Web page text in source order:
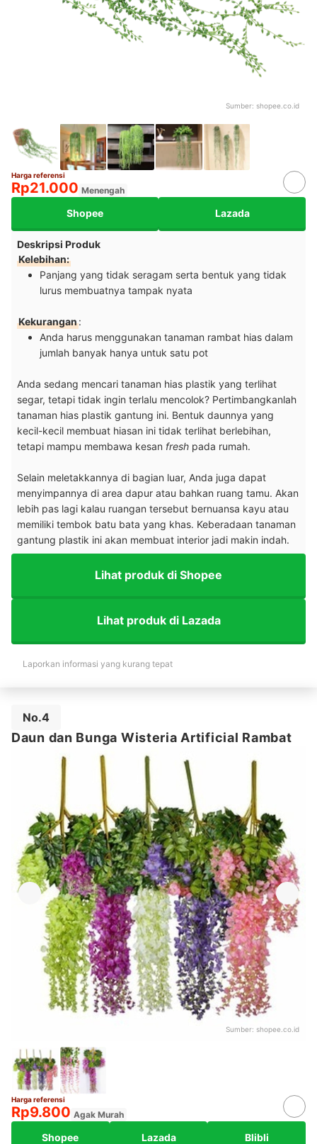
Sumber: shopee.co.id
Harga referensi
Rp21.000 Menengah
Shopee Lazada
Deskripsi Produk
Kelebihan:
Panjang yang tidak seragam serta bentuk yang tidak
lurus membuatnya tampak nyata
Kekurangan:
Anda harus menggunakan tanaman rambat hias dalam
jumlah banyak hanya untuk satu pot
Anda sedang mencari tanaman hias plastik yang terlihat
segar, tetapi tidak ingin terlalu mencolok? Pertimbangkanlah
tanaman hias plastik gantung ini. Bentuk daunnya yang
kecil-kecil membuat hiasan ini tidak terlihat berlebihan,
tetapi mampu membawa kesan fresh pada rumah.
Selain meletakkannya di bagian luar, Anda juga dapat
menyimpannya di area dapur atau bahkan ruang tamu. Akan
lebih pas lagi kalau ruangan tersebut bernuansa kayu atau
memiliki tembok batu bata yang khas. Keberadaan tanaman
gantung plastik ini akan membuat interior jadi makin indah.
Lihat produk di Shopee
Lihat produk di Lazada
Laporkan informasi yang kurang tepat
No.4
Daun dan Bunga Wisteria Artificial Rambat
Sumber: shopee.co.id
Harga referensi
Rp9.800 Agak Murah
Shopee Lazada Blibli